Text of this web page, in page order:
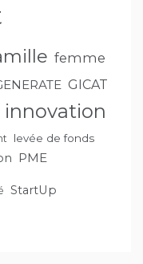
femme
GICAT
innovation
levée de fonds
PME
StartUp